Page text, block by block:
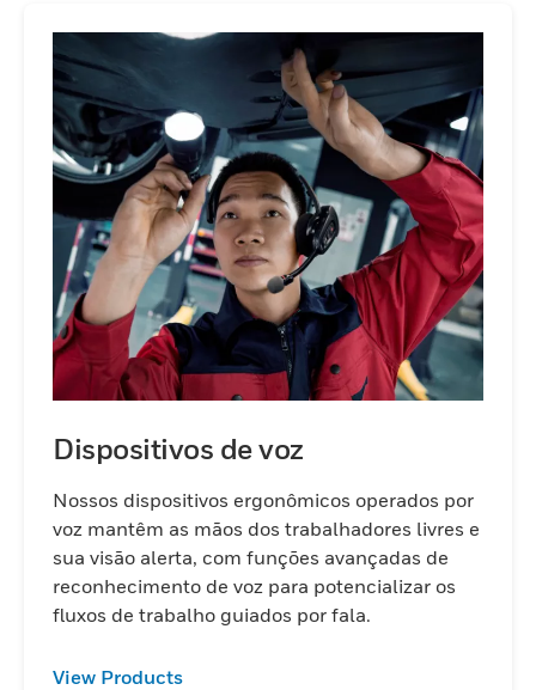
trabalhando com as mãos livres e os olhos
livres - em seus fluxos de trabalho móveis
para minimizar as etapas e maximizar a
eficiência.
Dispositivos de voz
Nossos dispositivos ergonômicos operados por
voz mantêm as mãos dos trabalhadores livres e
sua visão alerta, com funções avançadas de
reconhecimento de voz para potencializar os
fluxos de trabalho guiados por fala.
View Products